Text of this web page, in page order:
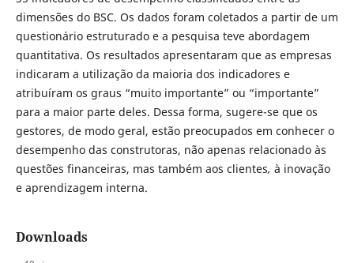
dimensões do BSC. Os dados foram coletados a partir de um
questionário estruturado e a pesquisa teve abordagem
quantitativa. Os resultados apresentaram que as empresas
indicaram a utilização da maioria dos indicadores e
atribuíram os graus “muito importante” ou “importante”
para a maior parte deles. Dessa forma, sugere-se que os
gestores, de modo geral, estão preocupados em conhecer o
desempenho das construtoras, não apenas relacionado às
questões financeiras, mas também aos clientes, à inovação
e aprendizagem interna.
Downloads